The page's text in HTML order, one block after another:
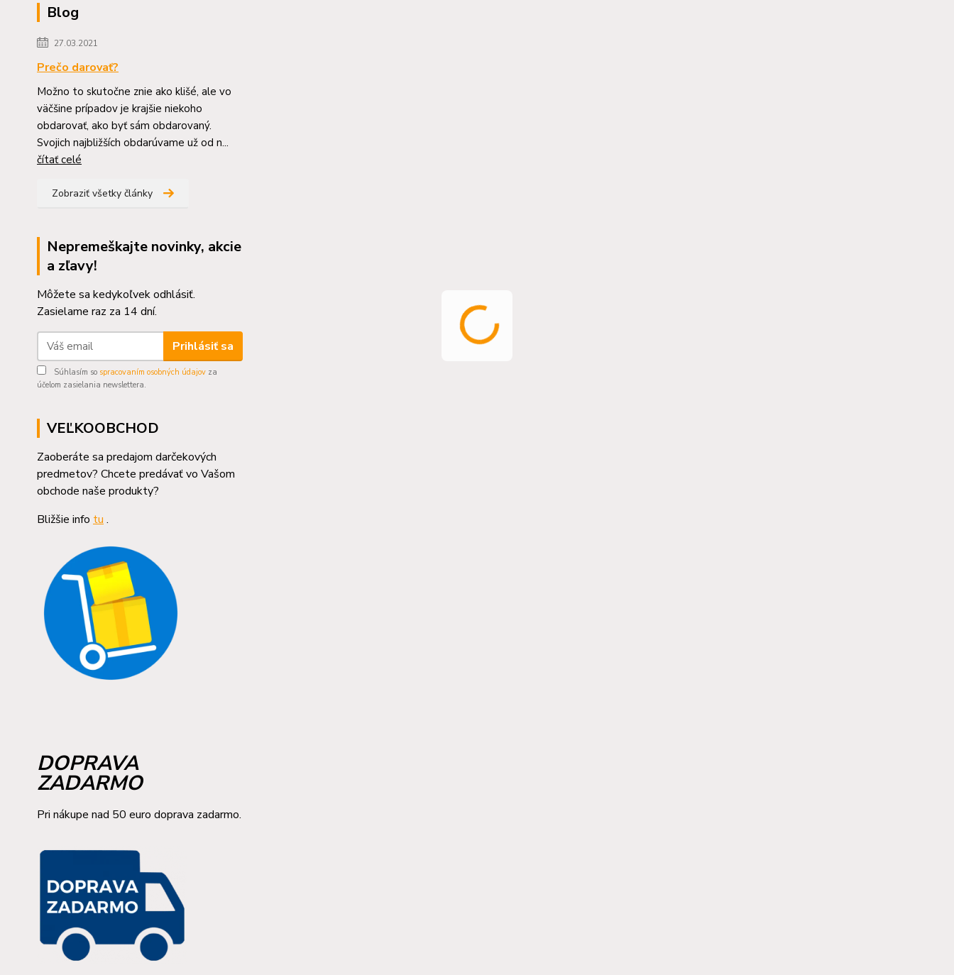
Blog
27.03.2021
Prečo darovať?
Možno to skutočne znie ako klišé, ale vo
väčšine prípadov je krajšie niekoho
obdarovať, ako byť sám obdarovaný.
Svojich najbližších obdarúvame už od n...
čítať celé
Zobraziť všetky články
Nepremeškajte novinky, akcie
a zľavy!
Môžete sa kedykoľvek odhlásiť.
Zasielame raz za 14 dní.
Prihlásiť sa
Súhlasím so spracovaním osobných údajov za
účelom zasielania newslettera.
VEĽKOOBCHOD
Zaoberáte sa predajom darčekových
predmetov? Chcete predávať vo Vašom
obchode naše produkty?
Bližšie info tu .
DOPRAVA
ZADARMO
Pri nákupe nad 50 euro doprava zadarmo.